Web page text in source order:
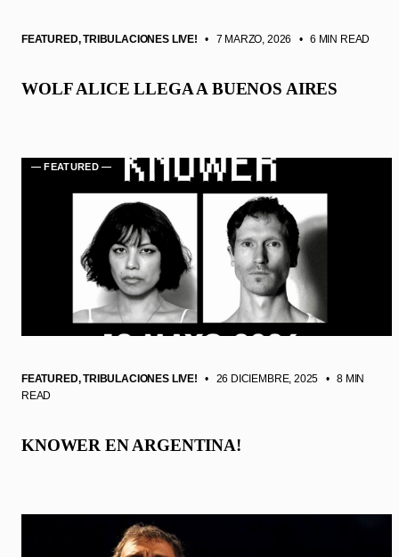
FEATURED,TRIBULACIONES LIVE! • 7 MARZO, 2026 • 6 MIN READ
WOLF ALICE LLEGA A BUENOS AIRES
FEATURED,TRIBULACIONES LIVE! • 26 DICIEMBRE, 2025 • 8 MIN
READ
KNOWER EN ARGENTINA!
— FEATURED —